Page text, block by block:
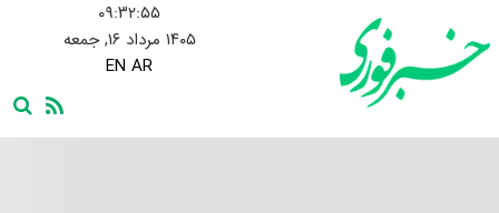
۰۹:۳۲:۵۶
۱۴۰۵ مرداد ۱۶, جمعه
EN AR